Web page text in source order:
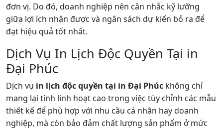
đơn vị. Do đó, doanh nghiệp nên cân nhắc kỹ lưỡng
giữa lợi ích nhận được và ngân sách dự kiến bỏ ra để
đạt hiệu quả tốt nhất.
Dịch Vụ In Lịch Độc Quyền Tại in
Đại Phúc
Dịch vụ in lịch độc quyền tại in Đại Phúc không chỉ
mang lại tính linh hoạt cao trong việc tùy chỉnh các mẫu
thiết kế để phù hợp với nhu cầu cá nhân hay doanh
nghiệp, mà còn bảo đảm chất lượng sản phẩm ở mức